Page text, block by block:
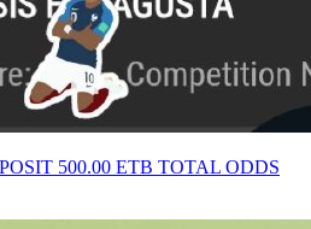
500.00 ETB TOTAL ODDS